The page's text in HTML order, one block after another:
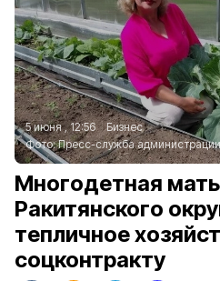
5 июня , 12:56
Бизнес
Фото:Пресс-служба администрации
Многодетная
Ракитянского
тепличное
соцконтракту